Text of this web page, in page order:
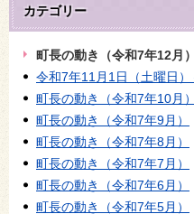
カテゴリー
町長の動き（令和7年12月）
令和7年11月1日（土曜日）
町長の動き（令和7年10月）
町長の動き（令和7年9月）
町長の動き（令和7年8月）
町長の動き（令和7年7月）
町長の動き（令和7年6月）
町長の動き（令和7年5月）